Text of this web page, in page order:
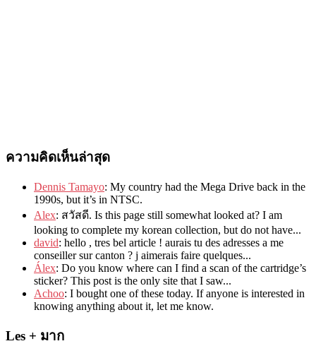
ความคิดเห็นล่าสุด
Dennis Tamayo: My country had the Mega Drive back in the
1990s, but it’s in NTSC.
Alex: สวัสดี. Is this page still somewhat looked at? I am
looking to complete my korean collection, but do not have...
david: hello , tres bel article ! aurais tu des adresses a me
conseiller sur canton ? j aimerais faire quelques...
Álex: Do you know where can I find a scan of the cartridge’s
sticker? This post is the only site that I saw...
Achoo: I bought one of these today. If anyone is interested in
knowing anything about it, let me know.
Les + มาก